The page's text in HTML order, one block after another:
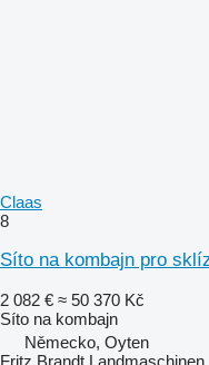
Claas
8
Síto na kombajn pro
2 082 € ≈ 50 370 Kč
Síto na kombajn
Německo, Oyten
Fritz Brandt Landmaschinen